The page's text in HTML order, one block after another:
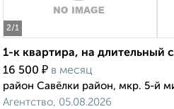
2/1
1-к квартира, на длительный
16 500 ₽ в месяц
район Савёлки район, мкр. 5-й
Агентство, 05.08.2026